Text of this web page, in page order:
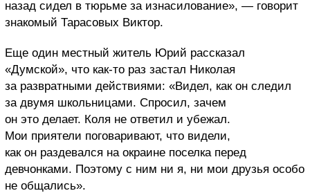
назад сидел в тюрьме за изнасилование», — говорит
знакомый Тарасовых Виктор.
Еще один местный житель Юрий рассказал
«Думской», что как-то раз застал Николая
за развратными действиями: «Видел, как он следил
за двумя школьницами. Спросил, зачем
он это делает. Коля не ответил и убежал.
Мои приятели поговаривают, что видели,
как он раздевался на окраине поселка перед
девчонками. Поэтому с ним ни я, ни мои друзья особо
не общались».